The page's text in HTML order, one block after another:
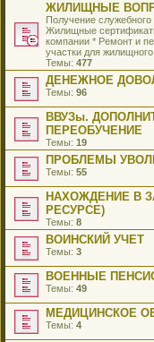
ЖИЛИЩНЫЕ
Получение
Жилищные
компании * Ремонт и
участки для
Темы: 477
ДЕНЕЖНОЕ
Темы: 96
ВВУЗы.
ПЕРЕОБУЧЕНИЕ
Темы: 19
ПРОБЛЕМЫ
Темы: 55
НАХОЖДЕНИЕ В
РЕСУРСЕ)
Темы: 8
ВОИНСКИЙ УЧЕТ
Темы: 3
ВОЕННЫЕ
Темы: 49
МЕДИЦИНСКОЕ
Темы: 4